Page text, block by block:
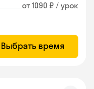
от 1090 ₽ / урок
Выбрать время